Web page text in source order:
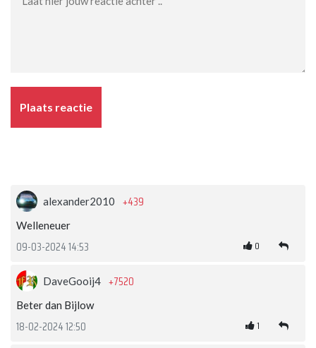
Plaats reactie
alexander2010 +439
Welleneuer
09-03-2024 14:53 0
DaveGooij4 +7520
Beter dan Bijlow
18-02-2024 12:50 1